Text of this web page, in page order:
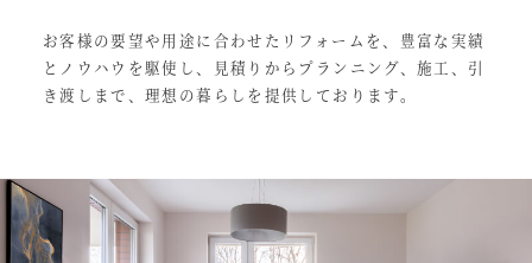
お客様の要望や用途に合わせたリフォームを、豊富な実績
とノウハウを駆使し、見積りからプランニング、施工、引
き渡しまで、理想の暮らしを提供しております。